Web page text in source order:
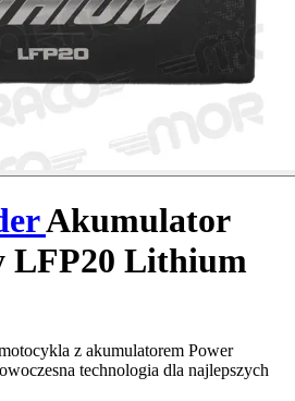
Akumulator
LFP20 Lithium
z akumulatorem Power
technologia dla najlepszych